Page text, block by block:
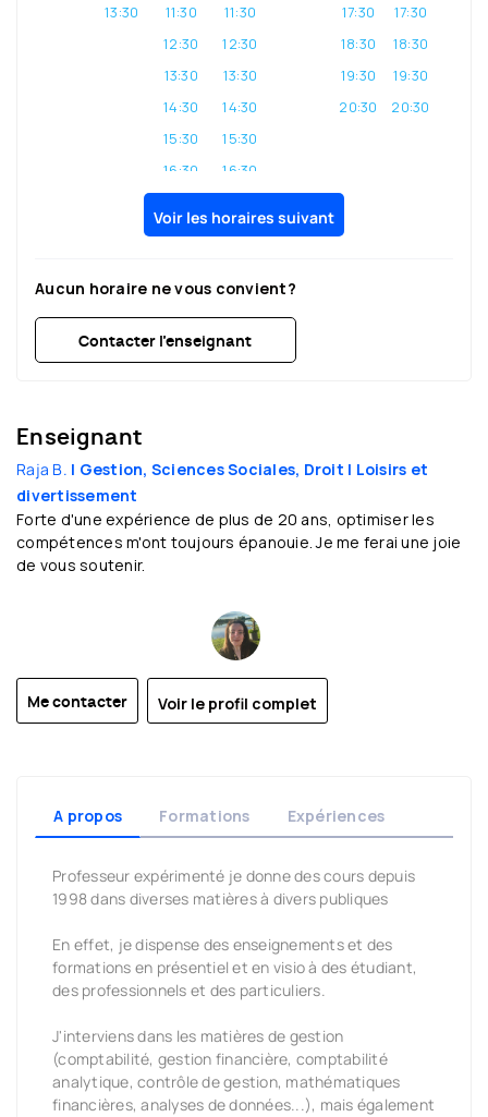
13:30
11:30
12:30
13:30
14:30
15:30
16:30
18:30
20:30
11:30
12:30
13:30
14:30
15:30
16:30
18:30
20:30
17:30
18:30
19:30
20:30
17:30
18:30
19:30
20:30
Voir les horaires suivant
Aucun horaire ne vous convient?
Contacter l’enseignant
Enseignant
Raja B. | Gestion, Sciences Sociales, Droit | Loisirs et
divertissement
Forte d'une expérience de plus de 20 ans, optimiser les
compétences m'ont toujours épanouie. Je me ferai une joie
de vous soutenir.
Me contacter Voir le profil complet
A propos Formations Expériences
Professeur expérimenté je donne des cours depuis
1998 dans diverses matières à divers publiques
En effet, je dispense des enseignements et des
formations en présentiel et en visio à des étudiant,
des professionnels et des particuliers.
J'interviens dans les matières de gestion
(comptabilité, gestion financière, comptabilité
analytique, contrôle de gestion, mathématiques
financières, analyses de données...), mais également